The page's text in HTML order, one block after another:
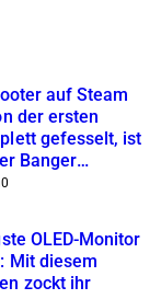
auf Steam
der ersten
gefesselt, ist
Banger
Garantie
0
OLED-Monitor
Mit diesem
zockt ihr